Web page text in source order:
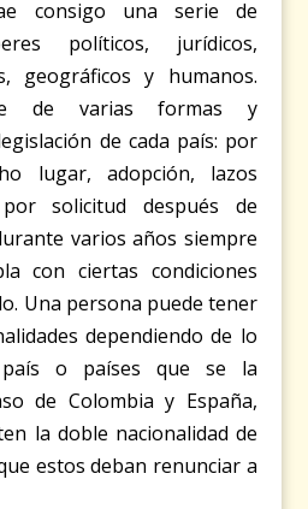
consigo una serie de
políticos, jurídicos,
geográficos y humanos.
de varias formas y
de cada país: por
lugar, adopción, lazos
solicitud después de
varios años siempre
con ciertas condiciones
Una persona puede tener
dependiendo de lo
o países que se la
de Colombia y España,
la doble nacionalidad de
estos deban renunciar a